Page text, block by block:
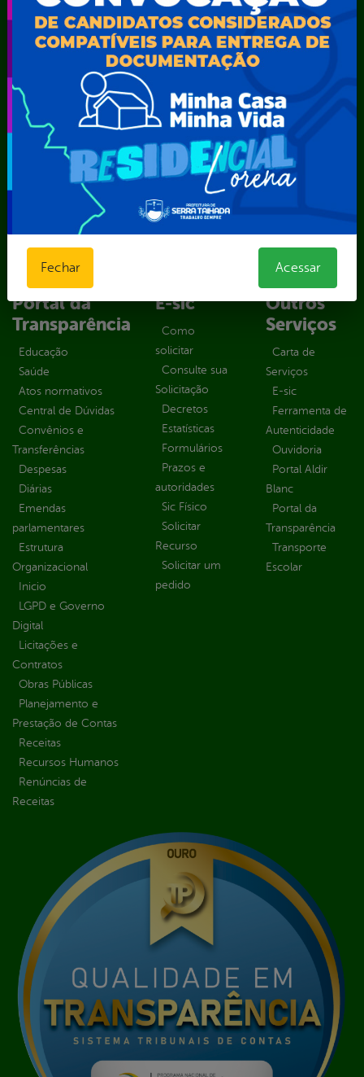
Secretaria Municipal de Agricultura e Recursos Hídricos –
SEMARH / Secretaria de Agricultura Familiar – SEMAF
Secretaria Municipal de Educação – SEST
Secretaria Municipal de Esporte e Lazer – SEMEL
Secretaria Municipal de Finanças – SECFIN
Secretaria Municipal de Governo – SEGOV
Secretaria Municipal de Meio Ambiente – SEMA
Secretaria Municipal de Planejamento e Gestão – SEPLAG
Secretaria Municipal de Relações Institucionais – SEMRI
Secretaria Municipal de Saúde – SMS
Secretaria Municipal de Serviços Públicos – SEMUSP
Superintendência de Trânsito e Transportes de Serra
Talhada-STTRANS
Transparência, Fiscalização e Controle
Portal da
Transparência
Educação
Saúde
Atos normativos
Central de Dúvidas
Convênios e
Transferências
Despesas
Diárias
Emendas
parlamentares
Estrutura
Organizacional
Inicio
LGPD e Governo
Digital
Licitações e
Contratos
Obras Públicas
Planejamento e
Prestação de Contas
Receitas
Recursos Humanos
Renúncias de
Receitas
E-sic
Como
solicitar
Consulte sua
Solicitação
Decretos
Estatísticas
Formulários
Prazos e
autoridades
Sic Físico
Solicitar
Recurso
Solicitar um
pedido
Outros
Serviços
Carta de
Serviços
E-sic
Ferramenta de
Autenticidade
Ouvidoria
Portal Aldir
Blanc
Portal da
Transparência
Transporte
Escolar
Fechar Acessar